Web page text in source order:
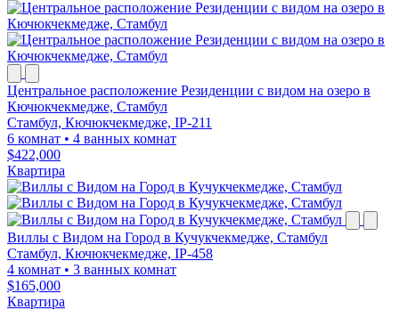
Центральное расположение Резиденции с видом на озеро в
Кючюкчекмедже, Стамбул
Стамбул, Кючюкчекмедже, IP-211
6 комнат • 4 ванных комнат
$422,000
Квартира
Виллы с Видом на Город в Кучукчекмедже, Стамбул
Стамбул, Кючюкчекмедже, IP-458
4 комнат • 3 ванных комнат
$165,000
Квартира